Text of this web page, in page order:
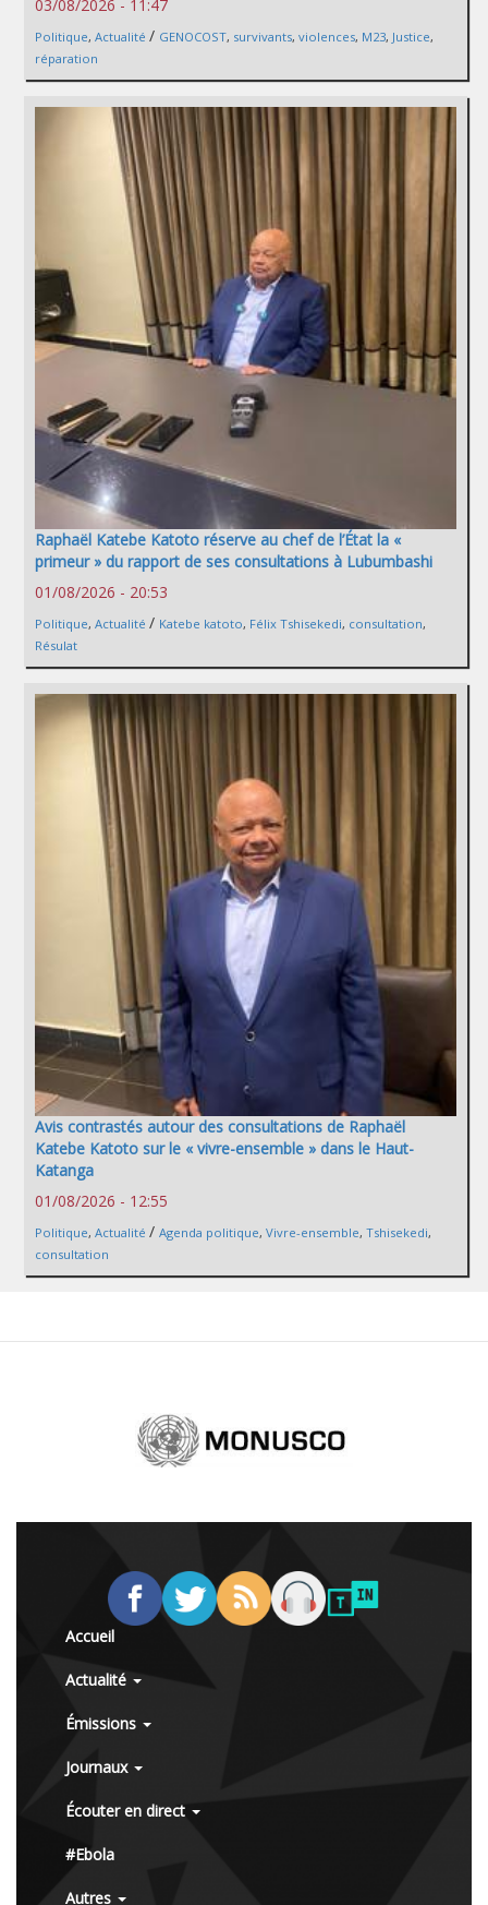
03/08/2026 - 11:47
Politique, Actualité / GENOCOST, survivants, violences, M23, Justice,
réparation
Raphaël Katebe Katoto réserve au chef de l’État la «
primeur » du rapport de ses consultations à Lubumbashi
01/08/2026 - 20:53
Politique, Actualité / Katebe katoto, Félix Tshisekedi, consultation,
Résulat
Avis contrastés autour des consultations de Raphaël
Katebe Katoto sur le « vivre-ensemble » dans le Haut-
Katanga
01/08/2026 - 12:55
Politique, Actualité / Agenda politique, Vivre-ensemble, Tshisekedi,
consultation
Accueil
Actualité
Émissions
Journaux
Écouter en direct
#Ebola
Autres